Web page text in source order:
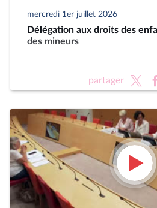
mercredi 1er juillet 2026
Délégation aux droits des
des mineurs
partager